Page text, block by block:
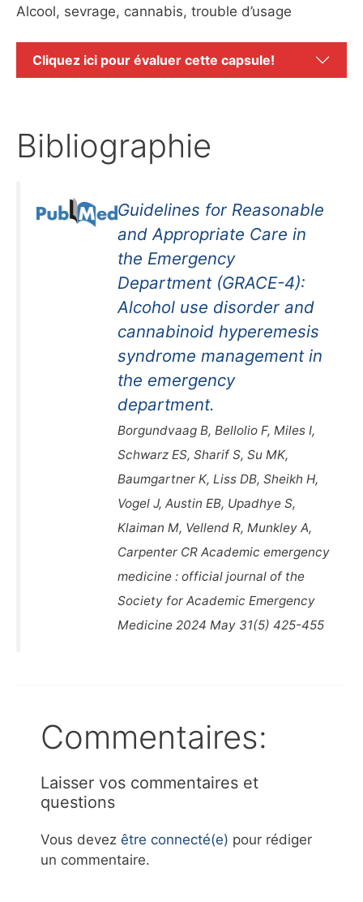
Alcool, sevrage, cannabis, trouble d’usage
Cliquez ici pour évaluer cette capsule!
Bibliographie
Guidelines for Reasonable
and Appropriate Care in
the Emergency
Department (GRACE-4):
Alcohol use disorder and
cannabinoid hyperemesis
syndrome management in
the emergency
department.
Borgundvaag B, Bellolio F, Miles I,
Schwarz ES, Sharif S, Su MK,
Baumgartner K, Liss DB, Sheikh H,
Vogel J, Austin EB, Upadhye S,
Klaiman M, Vellend R, Munkley A,
Carpenter CR Academic emergency
medicine : official journal of the
Society for Academic Emergency
Medicine 2024 May 31(5) 425-455
Commentaires:
Laisser vos commentaires et
questions
Vous devez être connecté(e) pour rédiger
un commentaire.